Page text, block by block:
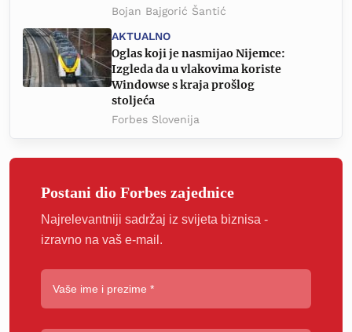
Bojan Bajgorić Šantić
AKTUALNO
Oglas koji je nasmijao Nijemce:
Izgleda da u vlakovima koriste
Windowse s kraja prošlog
stoljeća
Forbes Slovenija
Postani dio Forbes zajednice
Najrelevantniji sadržaj iz svijeta biznisa -
izravno na vaš e-mail.